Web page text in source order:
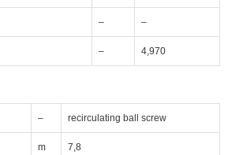
– –
– 4,970
– recirculating ball screw
m 7,8